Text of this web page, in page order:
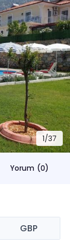
1/37
Yorum (0)
GBP